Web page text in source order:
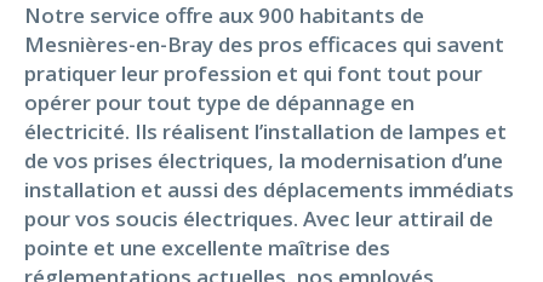
Notre service offre aux 900 habitants de
Mesnières-en-Bray des pros efficaces qui savent
pratiquer leur profession et qui font tout pour
opérer pour tout type de dépannage en
électricité. Ils réalisent l’installation de lampes et
de vos prises électriques, la modernisation d’une
installation et aussi des déplacements immédiats
pour vos soucis électriques. Avec leur attirail de
pointe et une excellente maîtrise des